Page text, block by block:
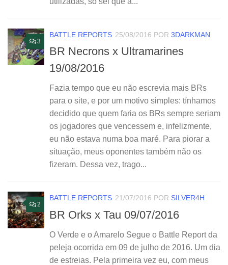
3
BATTLE REPORTS 25/08/2016 POR 3DARKMAN
BR Necrons x Ultramarines
19/08/2016
Fazia tempo que eu não escrevia mais BRs
para o site, e por um motivo simples: tínhamos
decidido que quem faria os BRs sempre seriam
os jogadores que vencessem e, infelizmente,
eu não estava numa boa maré. Para piorar a
situação, meus oponentes também não os
fizeram. Dessa vez, trago...
2
BATTLE REPORTS 21/07/2016 POR SILVER4H
BR Orks x Tau 09/07/2016
O Verde e o Amarelo Segue o Battle Report da
peleja ocorrida em 09 de julho de 2016. Um dia
de estreias. Pela primeira vez eu, com meus